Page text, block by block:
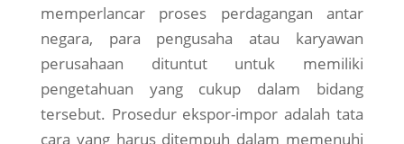
memperlancar proses perdagangan antar
negara, para pengusaha atau karyawan
perusahaan dituntut untuk memiliki
pengetahuan yang cukup dalam bidang
tersebut. Prosedur ekspor-impor adalah tata
cara yang harus ditempuh dalam memenuhi